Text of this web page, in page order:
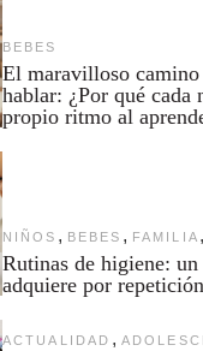
BEBES
El maravilloso camino
hablar: ¿Por qué cada
propio ritmo al
NIÑOS , BEBES , FAMILIA ,
Rutinas de higiene:
adquiere por repetición
ACTUALIDAD ,